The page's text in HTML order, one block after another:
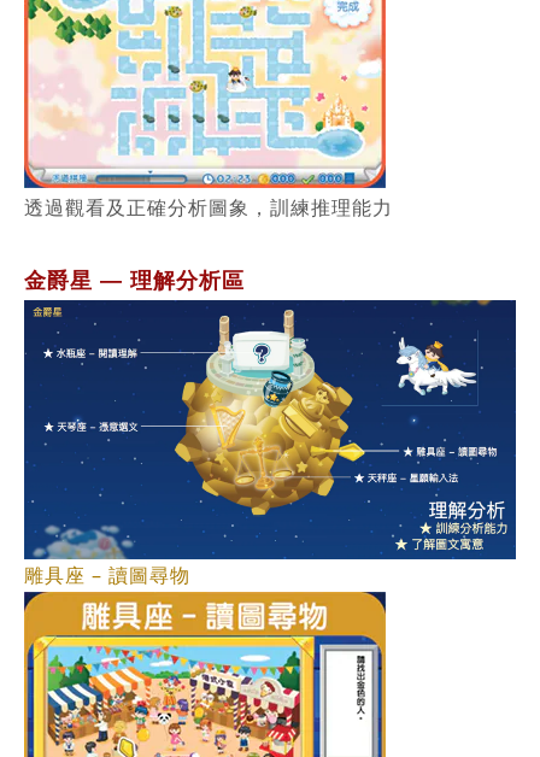
透過觀看及正確分析圖象，訓練推理能力
金爵星 — 理解分析區
雕具座 – 讀圖尋物